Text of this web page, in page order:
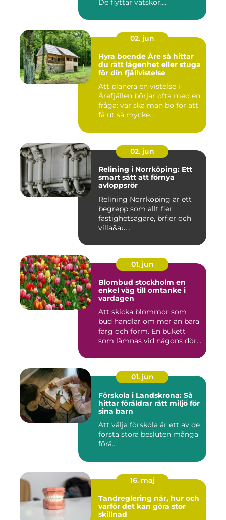
De flyttar vätskor,...
02. jun
Hyra boende Åre så hittar
du rätt lägenhet eller stuga
för din fjällvistelse
Att planera en vistelse i
Årefjällen börjar ofta med en
fråga: var ska man bo för att
få ut så mycke...
02. jun
Relining i Norrköping: Ett
smart sätt att förnya
avloppsrör
Relining Norrköping är ett
begrepp som allt fler
fastighetsägare, brf:er och
villa&au...
01. jun
Blombud stockholm en
enkel väg till omtanke i
vardagen
Att skicka blommor som
bud handlar om mer än bara
färg och form. En bukett
som lämnas vid någons dör...
01. jun
Förskola i Landskrona: Så
hittar föräldrar rätt miljö för
sina barn
Att välja förskola är ett av de
första stora besluten många
förä...
16. maj
Tandreglering när, hur och
varför det kan göra stor
skillnad